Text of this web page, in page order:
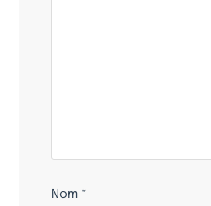
Nom *